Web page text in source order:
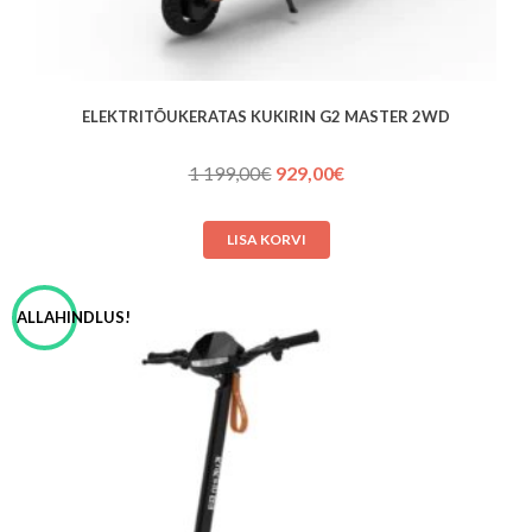
ELEKTRITÕUKERATAS KUKIRIN G2 MASTER 2WD
1 199,00€ Algne
oli:
1 199,00€.
929,00€Praegune
LISA KORVI
ALLAHINDLUS!